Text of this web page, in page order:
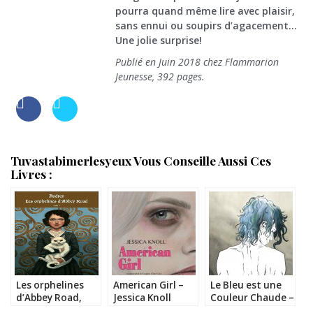
pourra quand même lire avec plaisir,
sans ennui ou soupirs d’agacement…
Une jolie surprise!
Publié en Juin 2018 chez Flammarion
Jeunesse, 392 pages.
Tuvastabimerlesyeux Vous Conseille Aussi Ces
Livres :
Les orphelines
d’Abbey Road,
American Girl –
Jessica Knoll
Le Bleu est une
Couleur Chaude –